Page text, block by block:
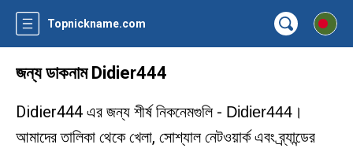
Topnickname.com
জন্য ডাকনাম Didier444
Didier444 এর জন্য শীর্ষ নিকনেমগুলি - Didier444 ।
আমাদের তালিকা থেকে খেলা, সোশ্যাল নেটওয়ার্ক এবং ব্র্যান্ডের